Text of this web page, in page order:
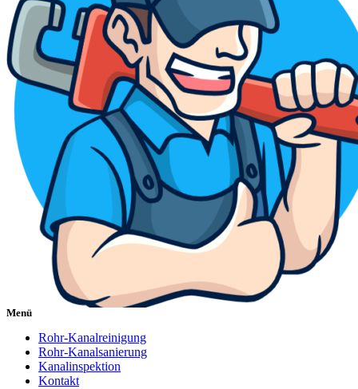
Menü
Rohr-Kanalreinigung
Rohr-Kanalsanierung
Kanalinspektion
Kontakt